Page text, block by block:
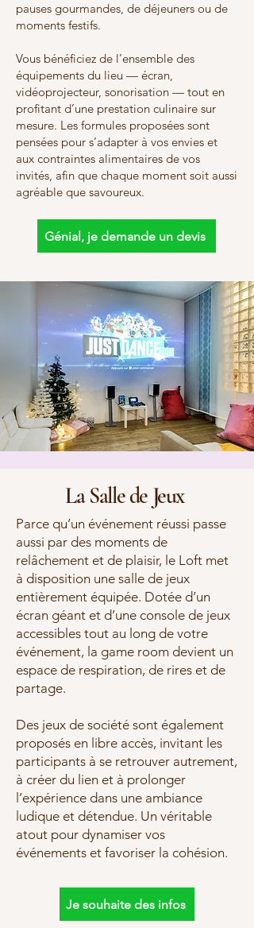
pauses gourmandes, de déjeuners ou de
moments festifs.
Vous bénéficiez de l’ensemble des
équipements du lieu — écran,
vidéoprojecteur, sonorisation — tout en
profitant d’une prestation culinaire sur
mesure. Les formules proposées sont
pensées pour s’adapter à vos envies et
aux contraintes alimentaires de vos
invités, afin que chaque moment soit aussi
agréable que savoureux.
Génial, je demande un devis
La Salle de Jeux
Parce qu’un événement réussi passe
aussi par des moments de
relâchement et de plaisir, le Loft met
à disposition une salle de jeux
entièrement équipée. Dotée d’un
écran géant et d’une console de jeux
accessibles tout au long de votre
événement, la game room devient un
espace de respiration, de rires et de
partage.
Des jeux de société sont également
proposés en libre accès, invitant les
participants à se retrouver autrement,
à créer du lien et à prolonger
l’expérience dans une ambiance
ludique et détendue. Un véritable
atout pour dynamiser vos
événements et favoriser la cohésion.
Je souhaite des infos